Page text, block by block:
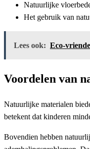
Natuurlijke
Het gebruik van
Lees ook: Eco-
Voordelen van
Natuurlijke materialen
betekent dat kinderen
Bovendien hebben